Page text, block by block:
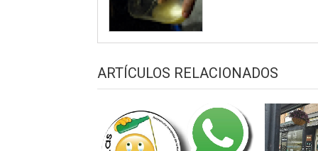
ARTÍCULOS RELACIONADOS